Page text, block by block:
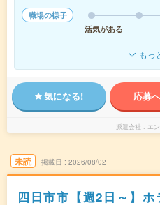
職場の様子
活気がある
もっ
気になる! 応募
派遣会社 エ
未読 掲載日 2026/08/02
四日市市【週2日～】